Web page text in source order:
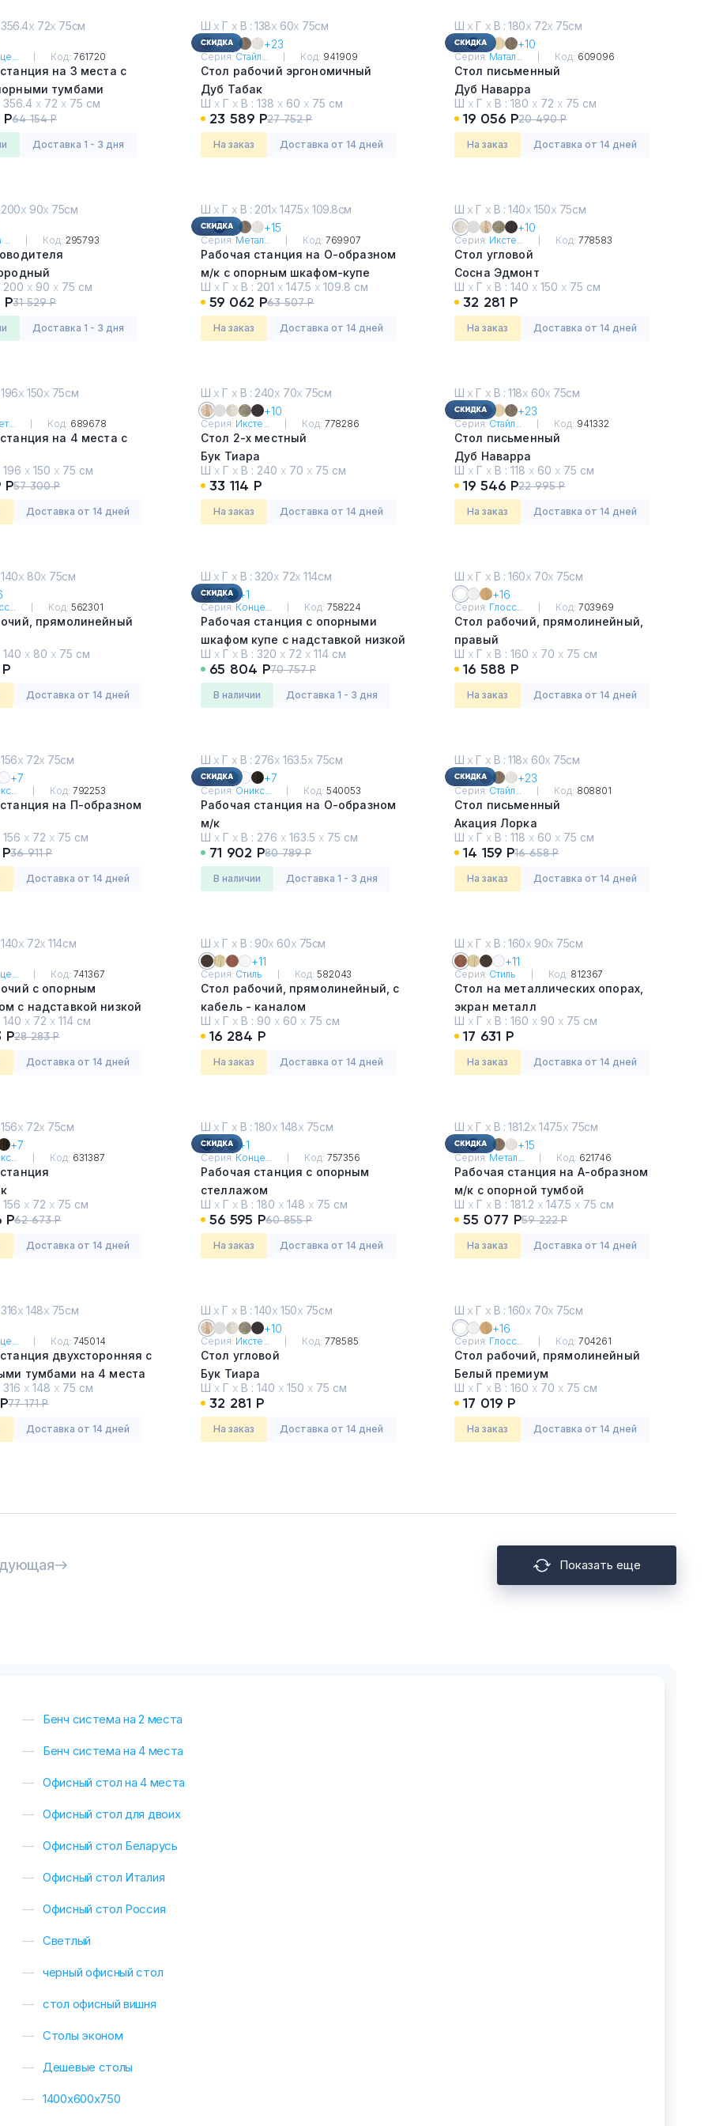
х 72х 75см
Код: 761720
на 3 места с
тумбами
- Белый
356.4 х 72 х 75 см
Р64 154 Р
Доставка 1 - 3 дня
Ш х Г х В : 138х 60х 75см
+23
Серия: Стайл... Код: 941909
Стол рабочий эргономичный
Дуб Табак
Ш х Г х В : 138 х 60 х 75 см
23 589 Р27 752 Р
На заказ Доставка от 14 дней
Ш х Г х В : 180х 72х 75см
+10
Серия: Матал... Код: 609096
Стол письменный
Дуб Наварра
Ш х Г х В : 180 х 72 х 75 см
19 056 Р20 490 Р
На заказ Доставка от 14 дней
х 90х 75см
... Код: 295793
200 х 90 х 75 см
Р31 529 Р
Доставка 1 - 3 дня
Ш х Г х В : 201х 147.5х 109.8см
+15
Серия: Метал... Код: 769907
Рабочая станция на О-образном
м/к с опорным шкафом-купе
Белый
Ш х Г х В : 201 х 147.5 х 109.8 см
59 062 Р63 507 Р
На заказ Доставка от 14 дней
Ш х Г х В : 140х 150х 75см
+10
Серия: Иксте... Код: 778583
Стол угловой
Сосна Эдмонт
Ш х Г х В : 140 х 150 х 75 см
32 281 Р
На заказ Доставка от 14 дней
х 150х 75см
Код: 689678
на 4 места с
196 х 150 х 75 см
Р57 300 Р
Доставка от 14 дней
Ш х Г х В : 240х 70х 75см
+10
Серия: Иксте... Код: 778286
Стол 2-х местный
Бук Тиара
Ш х Г х В : 240 х 70 х 75 см
33 114 Р
На заказ Доставка от 14 дней
Ш х Г х В : 118х 60х 75см
+23
Серия: Стайл... Код: 941332
Стол письменный
Дуб Наварра
Ш х Г х В : 118 х 60 х 75 см
19 546 Р22 995 Р
На заказ Доставка от 14 дней
х 80х 75см
Код: 562301
прямолинейный
140 х 80 х 75 см
Доставка от 14 дней
Ш х Г х В : 320х 72х 114см
+1
Серия: Конце... Код: 758224
Рабочая станция с опорными
шкафом купе с надставкой низкой
Сандал Янтарный - Белый
Ш х Г х В : 320 х 72 х 114 см
65 804 Р70 757 Р
в наличии Доставка 1 - 3 дня
Ш х Г х В : 160х 70х 75см
+16
Серия: Глосс... Код: 703969
Стол рабочий, прямолинейный,
правый
Белый премиум
Ш х Г х В : 160 х 70 х 75 см
16 588 Р
На заказ Доставка от 14 дней
х 72х 75см
+7
Код: 792253
на П-образном
156 х 72 х 75 см
36 911 Р
Доставка от 14 дней
Ш х Г х В : 276х 163.5х 75см
+7
Серия: Оникс... Код: 540053
Рабочая станция на О-образном
м/к
Дуб Аттик
Ш х Г х В : 276 х 163.5 х 75 см
71 902 Р80 789 Р
в наличии Доставка 1 - 3 дня
Ш х Г х В : 118х 60х 75см
+23
Серия: Стайл... Код: 808801
Стол письменный
Акация Лорка
Ш х Г х В : 118 х 60 х 75 см
14 159 Р16 658 Р
На заказ Доставка от 14 дней
х 72х 114см
Код: 741367
с опорным
с надставкой низкой
- Белый
140 х 72 х 114 см
Р28 283 Р
Доставка от 14 дней
Ш х Г х В : 90х 60х 75см
+11
Серия: Стиль Код: 582043
Стол рабочий, прямолинейный, с
кабель - каналом
Венге
Ш х Г х В : 90 х 60 х 75 см
16 284 Р
На заказ Доставка от 14 дней
Ш х Г х В : 160х 90х 75см
+11
Серия: Стиль Код: 812367
Стол на металлических опорах,
экран металл
Шамони тёмный
Ш х Г х В : 160 х 90 х 75 см
17 631 Р
На заказ Доставка от 14 дней
х 72х 75см
+7
Код: 631387
156 х 72 х 75 см
Р62 673 Р
Доставка от 14 дней
Ш х Г х В : 180х 148х 75см
+1
Серия: Конце... Код: 757356
Рабочая станция с опорным
стеллажом
Дуб Мали - Белый
Ш х Г х В : 180 х 148 х 75 см
56 595 Р60 855 Р
На заказ Доставка от 14 дней
Ш х Г х В : 181.2х 147.5х 75см
+15
Серия: Метал... Код: 621746
Рабочая станция на А-образном
м/к с опорной тумбой
Белый
Ш х Г х В : 181.2 х 147.5 х 75 см
55 077 Р59 222 Р
На заказ Доставка от 14 дней
х 148х 75см
Код: 745014
двухсторонняя с
тумбами на 4 места
- Белый
316 х 148 х 75 см
77 171 Р
Доставка от 14 дней
Ш х Г х В : 140х 150х 75см
+10
Серия: Иксте... Код: 778585
Стол угловой
Бук Тиара
Ш х Г х В : 140 х 150 х 75 см
32 281 Р
На заказ Доставка от 14 дней
Ш х Г х В : 160х 70х 75см
+16
Серия: Глосс... Код: 704261
Стол рабочий, прямолинейный
Белый премиум
Ш х Г х В : 160 х 70 х 75 см
17 019 Р
На заказ Доставка от 14 дней
Показать еще
Бенч система на 2 места
Бенч система на 4 места
Офисный стол на 4 места
Офисный стол для двоих
Офисный стол Беларусь
Офисный стол Италия
Офисный стол Россия
Светлый
черный офисный стол
стол офисный вишня
Столы эконом
Дешевые столы
1400х600х750